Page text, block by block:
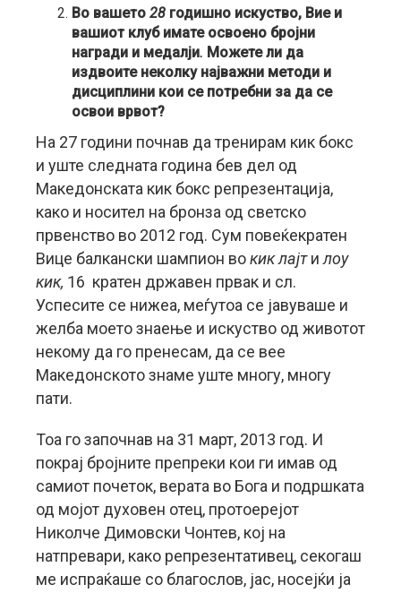
Во вашето 28 годишно искуство, Вие и
вашиот клуб имате освоено бројни
награди и медалји. Можете ли да
издвоите неколку најважни методи и
дисциплини кои се потребни за да се
освои врвот?
На 27 години почнав да тренирам кик бокс
и уште следната година бев дел од
Македонската кик бокс репрезентација,
како и носител на бронза од светско
првенство во 2012 год. Сум повеќекратен
Вице балкански шампион вокик лајтилоу
кик, 16 кратен државен првак и сл.
Успесите се нижеа, меѓутоа се јавуваше и
желба моето знаење и искуство од животот
некому да го пренесам, да се вее
Македонското знаме уште многу, многу
пати.
Тоа го започнав на 31 март, 2013 год. И
покрај бројните препреки кои ги имав од
самиот почеток, верата во Бога и подршката
од мојот духовен отец, протоерејот
Николче Димовски Чонтев, кој на
натпревари, како репрезентативец, секогаш
ме испраќаше со благослов, јас, носејќи ја